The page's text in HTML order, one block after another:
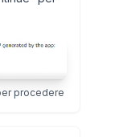
procedere